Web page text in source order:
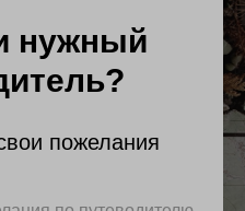
нужный
пожелания